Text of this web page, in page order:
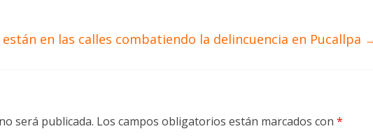
en las calles combatiendo la delincuencia en Pucallpa
será publicada. Los campos obligatorios están marcados con *